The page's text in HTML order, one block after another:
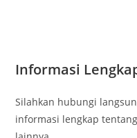
Informasi
Silahkan hubungi
informasi lengkap